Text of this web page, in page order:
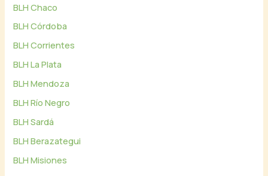
BLH Chaco
BLH Córdoba
BLH Corrientes
BLH La Plata
BLH Mendoza
BLH Río Negro
BLH Sardá
BLH Berazategui
BLH Misiones